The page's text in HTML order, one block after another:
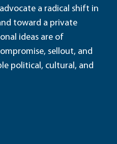
a radical shift in
toward a private
ideas are of
sellout, and
political, cultural, and